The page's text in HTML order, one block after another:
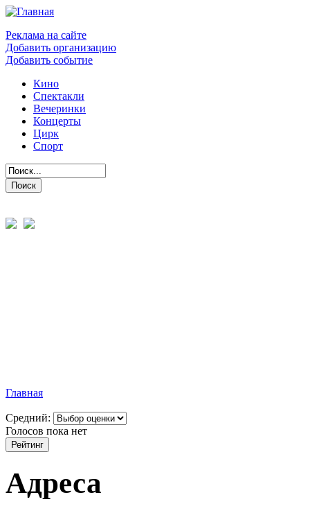
Реклама на сайте
Добавить организацию
Добавить событие
Кино
Спектакли
Вечеринки
Концерты
Цирк
Спорт
Главная
Средний:
Голосов пока нет
Адреса